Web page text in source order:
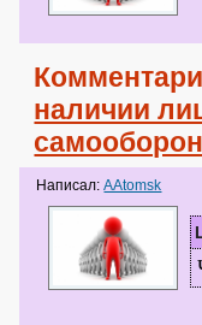
наличии
Написал:AAtomsk